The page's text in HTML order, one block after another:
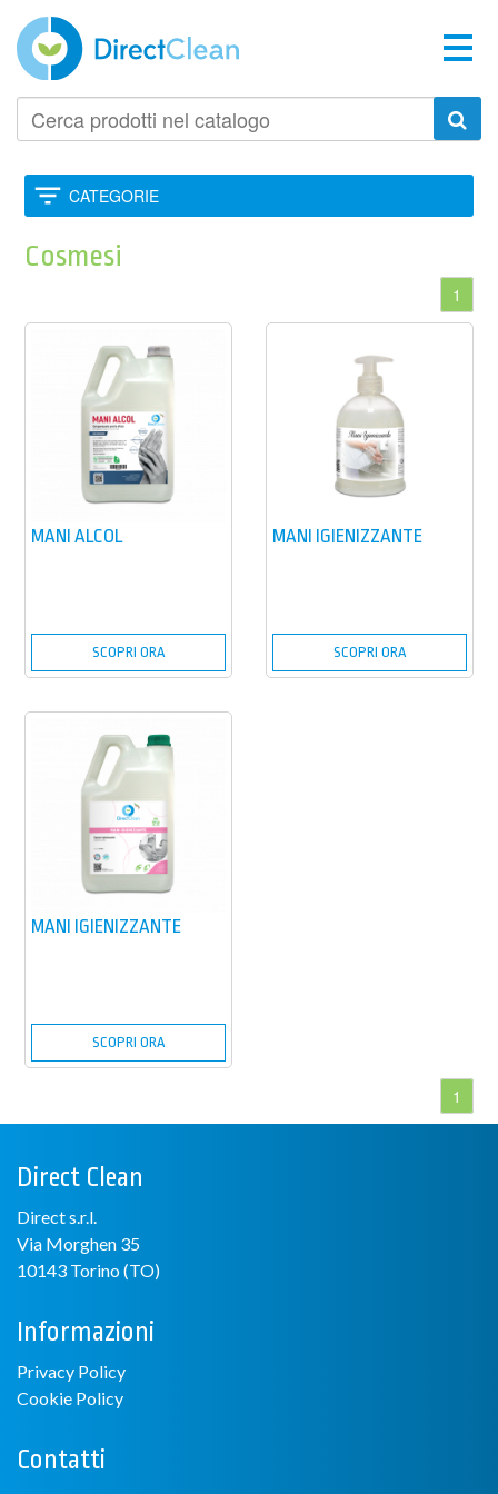
Cerca
prodotti
catalogoCATEGORIE
Cosmesi
1
MANI ALCOL
SCOPRI ORA
MANI IGIENIZZANTE
SCOPRI ORA
MANI IGIENIZZANTE
SCOPRI ORA
1
Direct Clean
Direct s.r.l.
Via Morghen 35
10143 Torino (TO)
Informazioni
Privacy Policy
Cookie Policy
Contatti